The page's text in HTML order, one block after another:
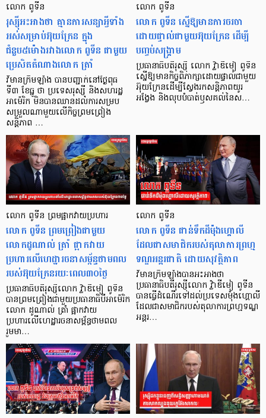
លោក ពូទីន
រុស្ស៊ីអះអាងថា គ្មានការសន្យាអ្វីទាំង
អស់សម្រាប់អ៊ុយក្រែន ក្នុង
ជំនួប៥ម៉ោងរវាងលោក ពូទីន ជាមួយ
ប្រេសិតតំណាងលោក ត្រាំ
វិមានក្រឹមឡាំង បានបញ្ជាក់នៅថ្ងៃពុធ
ទី៣ ខែធ្នូ ថា ប្រទេសរុស្ស៊ី និងសហរដ្ឋ
អាម៉េរិក មិនបានឈានដល់ការសម្រប
សម្រួលណាមួយលើកិច្ចព្រមព្រៀង
សន្តិភាព …
លោក ពូទីន
លោក ពូទីន ស្នើឱ្យមានការចរចា
ដោយផ្ទាល់ជាមួយអ៊ុយក្រែន ដើម្បី
បញ្ចប់សង្គ្រាម
ប្រធានាធិបតីរុស្ស៊ី លោក វ្ល៉ាឌីមៀ ពូទីន
ស្នើឱ្យមានកិច្ចពិភាក្សាដោយផ្ទាល់ជាមួយ
អ៊ុយក្រែនដើម្បីស្វែងរកសន្តិភាពយូរ
អង្វែង និងលុបបំបាត់ឫសគល់នៃស…
លោក ពូទីន ព្រមផ្អាកវាយប្រហារ
លោក ពូទីន ព្រមព្រៀងជាមួយ
លោកដូណាល់ ត្រាំ ផ្អាកវាយ
ប្រហារលើហេដ្ឋារចនាសម្ព័ន្ធថាមពល
របស់អ៊ុយក្រែនរយៈពេល៣០ថ្ងៃ
ប្រធានាធិបតីរុស្ស៊ីលោក វ្ល៉ាឌីមៀ ពូទីន
បានព្រមព្រៀងជាមួយប្រធានាធិបីអាម៉េរិក
លោក ដូណាល់ ត្រាំ ផ្អាកវាយ
ប្រហារលើហេដ្ឋារចនាសម្ព័ន្ធថាមពល
រួមមា…
លោក ពូទីន
លោក ពូទីន ជាន់ទឹកដីម៉ុងហ្គោលី
ដែលជាសមាជិករបស់តុលាការព្រហ្ម
ទណ្ឌអន្តរជាតិ ដោយសុវត្ថិភាព
វិមានក្រឹមឡាំងបានអះអាងថា
ប្រធានាធិបតីរុស្ស៊ីលោក វ្ល៉ាឌីមៀ ពូទីន
បានធ្វើដំណើរទៅដល់ប្រទេសម៉ុងហ្គោលី
ដែលជាសមាជិករបស់តុលាការព្រហ្មទណ្ឌ
អន្តរ…